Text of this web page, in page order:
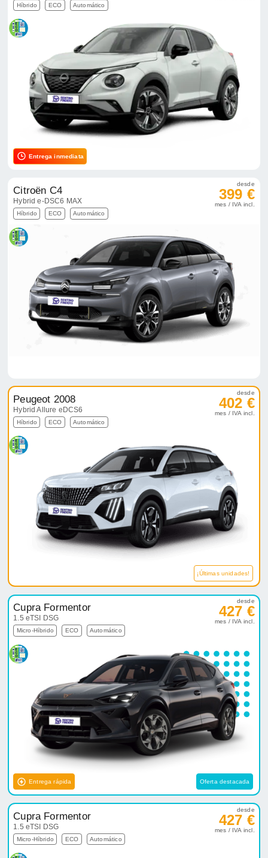
Híbrido ECO Automático
Entrega inmediata
Citroën C4
Hybrid e-DSC6 MAX
Híbrido ECO Automático
desde
399 €
mes / IVA incl.
Peugeot 2008
Hybrid Allure eDCS6
Híbrido ECO Automático
desde
402 €
mes / IVA incl.
¡Últimas unidades!
Cupra Formentor
1.5 eTSI DSG
Micro-Híbrido ECO Automático
desde
427 €
mes / IVA incl.
Entrega rápida Oferta destacada
Cupra Formentor
1.5 eTSI DSG
Micro-Híbrido ECO Automático
desde
427 €
mes / IVA incl.